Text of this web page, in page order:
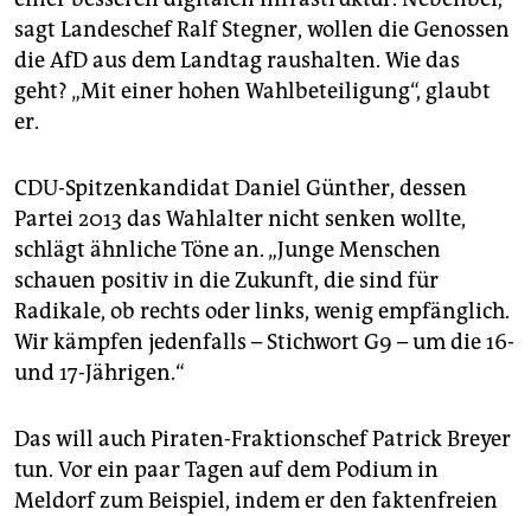
sagt Landeschef Ralf Stegner, wollen die Genossen
die AfD aus dem Landtag raushalten. Wie das
geht? „Mit einer hohen Wahlbeteiligung“, glaubt
er.
CDU-Spitzenkandidat Daniel Günther, dessen
Partei 2013 das Wahlalter nicht senken wollte,
schlägt ähnliche Töne an. „Junge Menschen
schauen positiv in die Zukunft, die sind für
Radikale, ob rechts oder links, wenig empfänglich.
Wir kämpfen jedenfalls – Stichwort G9 – um die 16-
und 17-Jährigen.“
Das will auch Piraten-Fraktionschef Patrick Breyer
tun. Vor ein paar Tagen auf dem Podium in
Meldorf zum Beispiel, indem er den faktenfreien